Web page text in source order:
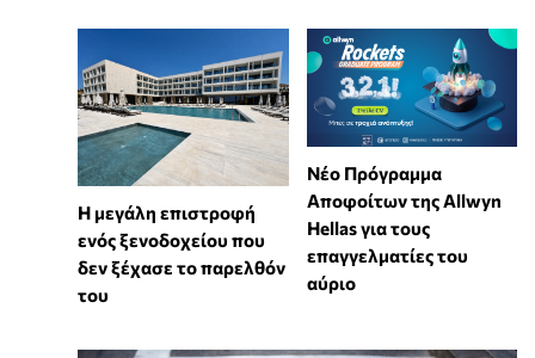
Η μεγάλη επιστροφή
ενός ξενοδοχείου που
δεν ξέχασε το παρελθόν
του
Νέο Πρόγραμμα
Αποφοίτων της Allwyn
Hellas για τους
επαγγελματίες του
αύριο